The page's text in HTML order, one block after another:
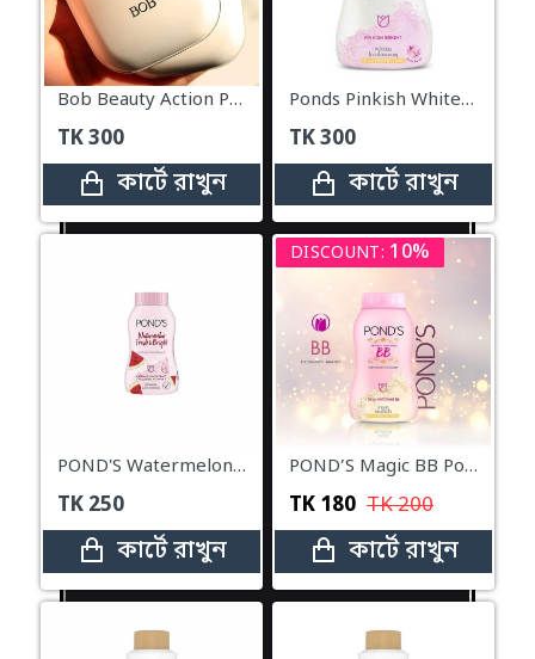
Bob Beauty Action Pressed Powder – 9gm
TK300
কার্টে রাখুন
Ponds Pinkish White Glow Face Powder – 50g
TK300
কার্টে রাখুন
POND'S Watermelon BB Powder – 50g
TK 250
কার্টে রাখুন
DISCOUNT: 10%
POND’S Magic BB Powder - 50g
TK 180 TK200
কার্টে রাখুন